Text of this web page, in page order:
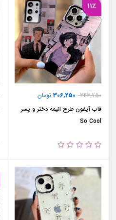
11٪
343,750
306,250 تومان
قاب آیفون طرح انیمه دختر و پسر
So Cool